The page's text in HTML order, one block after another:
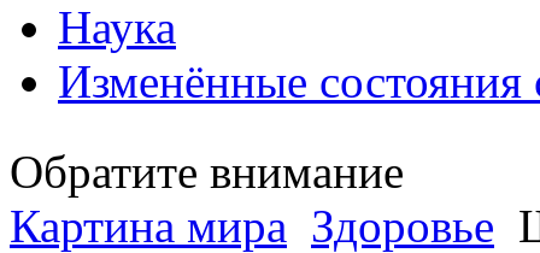
Наука
Изменённые состояния
Обратите внимание
Картина мира Здоровье